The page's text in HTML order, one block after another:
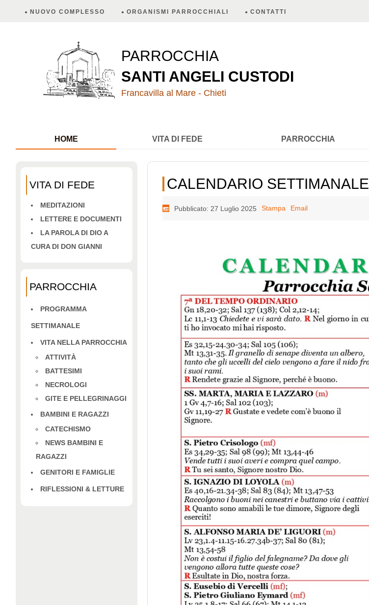
NUOVO COMPLESSO ORGANISMI PARROCCHIALI CONTATTI
PARROCCHIA
SANTI ANGELI CUSTODI
Francavilla al Mare - Chieti
HOME VITA DI FEDE PARROCCHIA
VITA DI FEDE
MEDITAZIONI
LETTERE E DOCUMENTI
LA PAROLA DI DIO A
CURA DI DON GIANNI
PARROCCHIA
PROGRAMMA
SETTIMANALE
VITA NELLA PARROCCHIA
ATTIVITÀ
BATTESIMI
NECROLOGI
GITE E PELLEGRINAGGI
BAMBINI E RAGAZZI
CATECHISMO
NEWS BAMBINI E
RAGAZZI
GENITORI E FAMIGLIE
RIFLESSIONI & LETTURE
CALENDARIO SETTIMANALE
Pubblicato: 27 Luglio 2025 Stampa Email